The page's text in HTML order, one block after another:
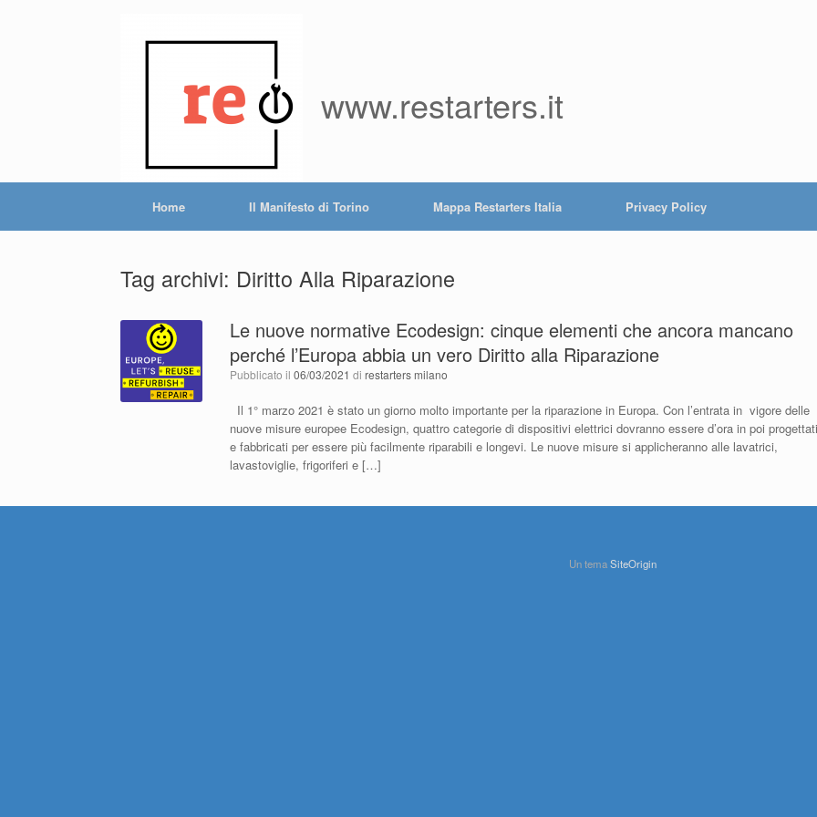
www.restarters.it
Home Il Manifesto di Torino Mappa Restarters Italia Privacy Policy
Tag archivi: Diritto Alla Riparazione
Le nuove normative Ecodesign: cinque elementi che ancora mancano
perché l’Europa abbia un vero Diritto alla Riparazione
Pubblicato il06/03/2021 direstarters milano
Il 1° marzo 2021 è stato un giorno molto importante per la riparazione in Europa. Con l’entrata in vigore delle
nuove misure europee Ecodesign, quattro categorie di dispositivi elettrici dovranno essere d’ora in poi
e fabbricati per essere più facilmente riparabili e longevi. Le nuove misure si applicheranno alle lavatrici,
lavastoviglie, frigoriferi e […]
Un temaSiteOrigin